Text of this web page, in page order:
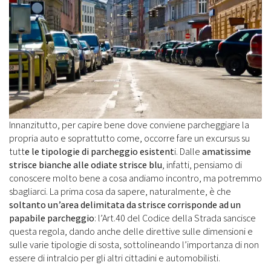
Innanzitutto, per capire bene dove conviene parcheggiare la
propria auto e soprattutto come, occorre fare un excursus su
tutte le tipologie di parcheggio esistenti. Dalleamatissime
strisce bianche alle odiate strisce blu, infatti, pensiamo di
conoscere molto bene a cosa andiamo incontro, ma potremmo
sbagliarci. La prima cosa da sapere, naturalmente, è che
soltanto un’area delimitata da strisce corrisponde ad un
papabile parcheggio: l’Art.40 del Codice della Strada sancisce
questa regola, dando anche delle direttive sulle dimensioni e
sulle varie tipologie di sosta, sottolineando l’importanza di non
essere di intralcio per gli altri cittadini e automobilisti.